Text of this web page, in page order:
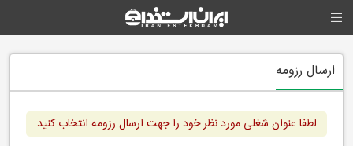
ارسال رزومه
لطفا عنوان شغلی مورد نظر خود را جهت ارسال رزومه انتخاب کنید